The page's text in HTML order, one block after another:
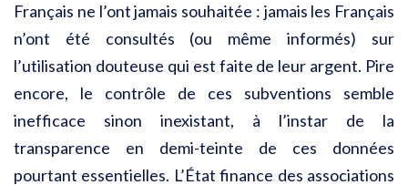
Français ne l’ont jamais souhaitée : jamais les Français
n’ont été consultés (ou même informés) sur
l’utilisation douteuse qui est faite de leur argent. Pire
encore, le contrôle de ces subventions semble
inefficace sinon inexistant, à l’instar de la
transparence en demi-teinte de ces données
pourtant essentielles. L’État finance des associations